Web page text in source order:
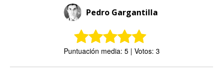
Pedro Gargantilla
Puntuación media: 5 | Votos: 3